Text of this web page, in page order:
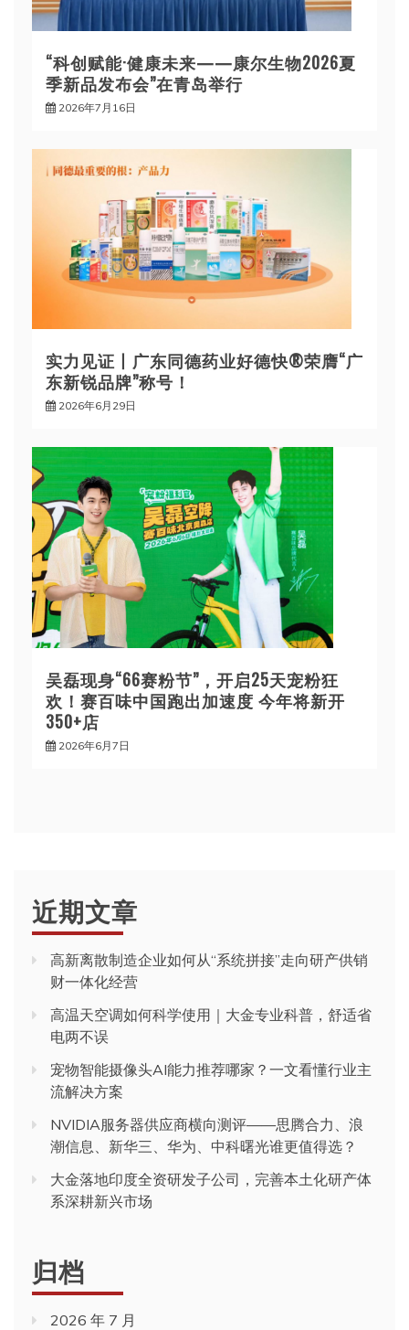
“科创赋能·健康未来——康尔生物2026夏
季新品发布会”在青岛举行
2026年7月16日
实力见证丨广东同德药业好德快®荣膺“广
东新锐品牌”称号！
2026年6月29日
吴磊现身“66赛粉节”，开启25天宠粉狂
欢！赛百味中国跑出加速度 今年将新开
350+店
2026年6月7日
近期文章
高新离散制造企业如何从“系统拼接”走向研产供销
财一体化经营
高温天空调如何科学使用｜大金专业科普，舒适省
电两不误
宠物智能摄像头AI能力推荐哪家？一文看懂行业主
流解决方案
NVIDIA服务器供应商横向测评——思腾合力、浪
潮信息、新华三、华为、中科曙光谁更值得选？
大金落地印度全资研发子公司，完善本土化研产体
系深耕新兴市场
归档
2026 年 7 月